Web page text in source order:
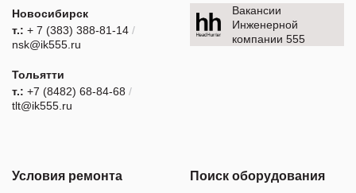
Новосибирск
т.: + 7 (383) 388-81-14 /
nsk@ik555.ru
Тольятти
т.: +7 (8482) 68-84-68 /
tlt@ik555.ru
Вакансии
Инженерной
компании 555
Условия ремонта Поиск оборудования